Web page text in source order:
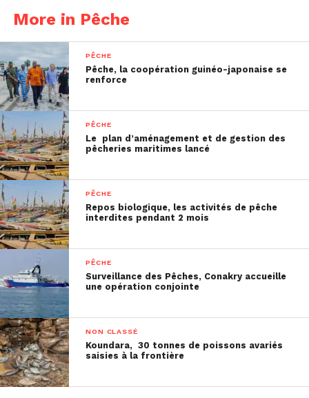
More in Pêche
PÊCHE
Pêche, la coopération guinéo-japonaise se
renforce
PÊCHE
Le plan d’aménagement et de gestion des
pêcheries maritimes lancé
PÊCHE
Repos biologique, les activités de pêche
interdites pendant 2 mois
PÊCHE
Surveillance des Pêches, Conakry accueille
une opération conjointe
NON CLASSÉ
Koundara, 30 tonnes de poissons avariés
saisies à la frontière